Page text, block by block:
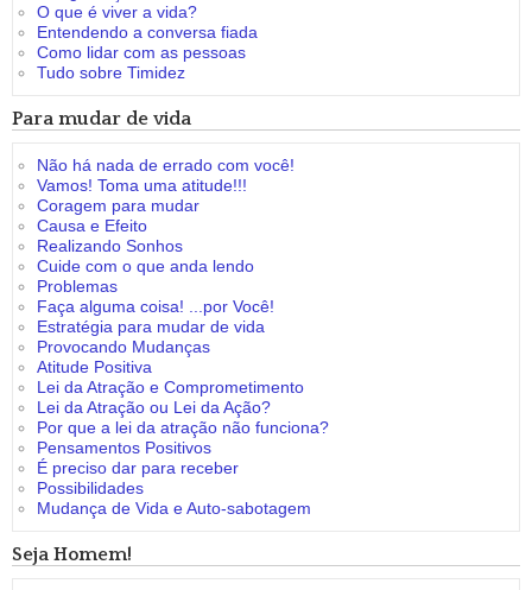
O que é viver a vida?
Entendendo a conversa fiada
Como lidar com as pessoas
Tudo sobre Timidez
Para mudar de vida
Não há nada de errado com você!
Vamos! Toma uma atitude!!!
Coragem para mudar
Causa e Efeito
Realizando Sonhos
Cuide com o que anda lendo
Problemas
Faça alguma coisa! ...por Você!
Estratégia para mudar de vida
Provocando Mudanças
Atitude Positiva
Lei da Atração e Comprometimento
Lei da Atração ou Lei da Ação?
Por que a lei da atração não funciona?
Pensamentos Positivos
É preciso dar para receber
Possibilidades
Mudança de Vida e Auto-sabotagem
Seja Homem!